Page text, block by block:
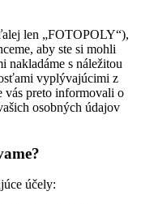
len „FOTOPOLY“),
aby ste si mohli
nakladáme s náležitou
vyplývajúcimi z
vás preto informovali o
osobných údajov
účely: